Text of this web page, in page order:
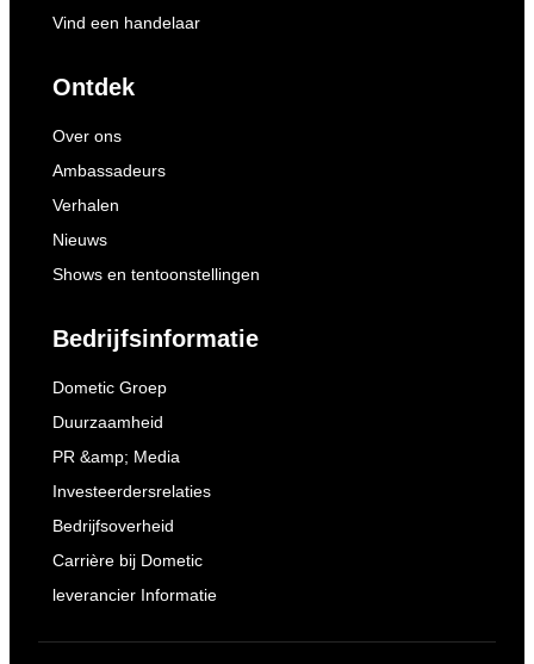
Vind een handelaar
Ontdek
Over ons
Ambassadeurs
Verhalen
Nieuws
Shows en tentoonstellingen
Bedrijfsinformatie
Dometic Groep
Duurzaamheid
PR &amp; Media
Investeerdersrelaties
Bedrijfsoverheid
Carrière bij Dometic
leverancier Informatie